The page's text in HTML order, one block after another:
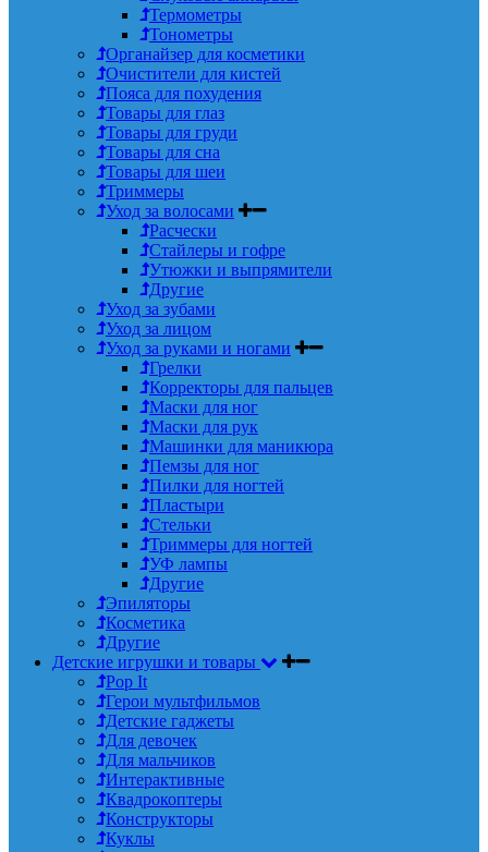
Термометры
Тонометры
Органайзер для косметики
Очистители для кистей
Пояса для похудения
Товары для глаз
Товары для груди
Товары для сна
Товары для шеи
Триммеры
Уход за волосами
Расчески
Стайлеры и гофре
Утюжки и выпрямители
Другие
Уход за зубами
Уход за лицом
Уход за руками и ногами
Грелки
Корректоры для пальцев
Маски для ног
Маски для рук
Машинки для маникюра
Пемзы для ног
Пилки для ногтей
Пластыри
Стельки
Триммеры для ногтей
УФ лампы
Другие
Эпиляторы
Косметика
Другие
Детские игрушки и товары
Pop It
Герои мультфильмов
Детские гаджеты
Для девочек
Для мальчиков
Интерактивные
Квадрокоптеры
Конструкторы
Куклы